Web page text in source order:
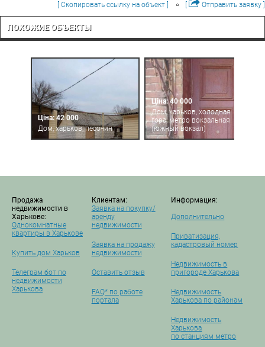
[ Скопировать ссылку на объект ] Отправить заявку ]
ПОХОЖИЕ ОБЪЕКТЫ
Ціна: 42 000
Дом, харьков, песочин
Ціна: 40 000
Дом, харьков, холодная
гора, метро вокзальная
(южный вокзал)
Продажа
недвижимости в
Харькове:
Однокомнатные
квартиры в Харькове
Купить дом Харьков
Телеграм бот по
недвижимости
Харькова
Клиентам:
Заявка на покупку/
аренду
недвижимости
Заявка на продажу
недвижимости
Оставить отзыв
FAQ* по работе
портала
Информация:
Дополнительно
Приватизация,
кадастровый номер
Недвижимость в
пригороде Харькова
Недвижимость
Харькова по районам
Недвижимость
Харькова
по станциям метро